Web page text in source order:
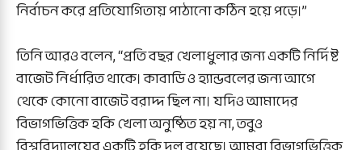
নির্বাচন করে প্রতিযোগিতায় পাঠানো কঠিন হয়ে পড়ে।”
তিনি আরও বলেন, “প্রতি বছর খেলাধুলার জন্য একটি নির্দিষ্ট
বাজেট নির্ধারিত থাকে। কাবাডি ও হ্যান্ডবলের জন্য আগে
থেকে কোনো বাজেট বরাদ্দ ছিল না। যদিও আমাদের
বিভাগভিত্তিক হকি খেলা অনুষ্ঠিত হয় না, তবুও